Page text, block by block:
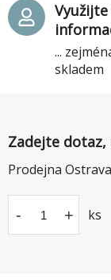
Zadejte
Prodejna Ostrava
- + ks
...
skladem